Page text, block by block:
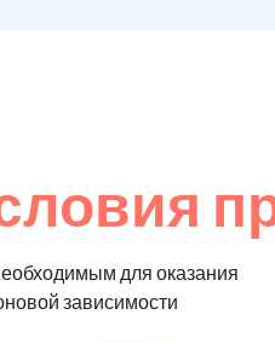
для оказания
зависимости